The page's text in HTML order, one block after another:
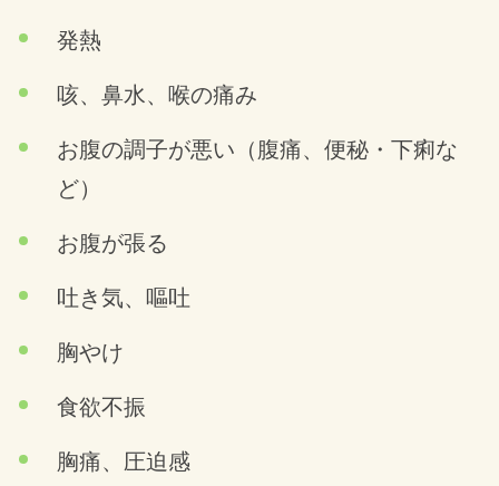
発熱
咳、鼻水、喉の痛み
お腹の調子が悪い（腹痛、便秘・下痢な
ど）
お腹が張る
吐き気、嘔吐
胸やけ
食欲不振
胸痛、圧迫感